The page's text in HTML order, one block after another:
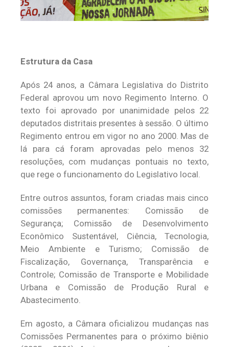
Estrutura da Casa
Após 24 anos, a Câmara Legislativa do Distrito
Federal aprovou um novo Regimento Interno. O
texto foi aprovado por unanimidade pelos 22
deputados distritais presentes à sessão. O último
Regimento entrou em vigor no ano 2000. Mas de
lá para cá foram aprovadas pelo menos 32
resoluções, com mudanças pontuais no texto,
que rege o funcionamento do Legislativo local.
Entre outros assuntos, foram criadas mais cinco
comissões permanentes: Comissão de
Segurança; Comissão de Desenvolvimento
Econômico Sustentável, Ciência, Tecnologia,
Meio Ambiente e Turismo; Comissão de
Fiscalização, Governança, Transparência e
Controle; Comissão de Transporte e Mobilidade
Urbana e Comissão de Produção Rural e
Abastecimento.
Em agosto, a Câmara oficializou mudanças nas
Comissões Permanentes para o próximo biênio